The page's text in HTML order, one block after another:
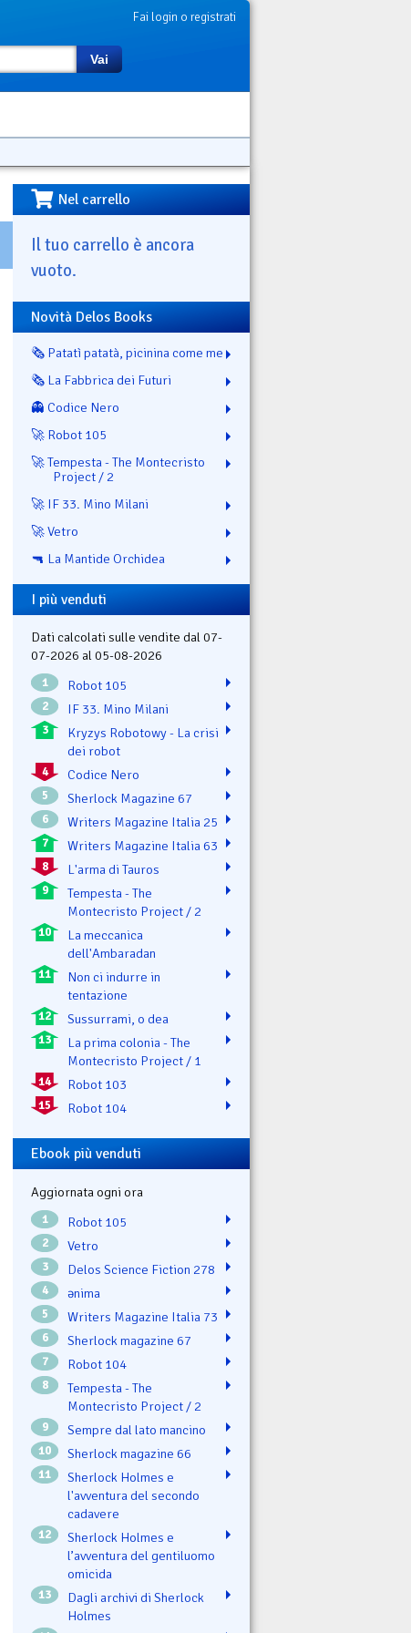
Fai login o registrati
Vai
Nel carrello
Il tuo carrello è ancora
vuoto.
Novità Delos Books
🗞️ Patatì patatà, picinina come me
🗞️ La Fabbrica dei Futuri
👻 Codice Nero
🚀 Robot 105
🚀 Tempesta - The Montecristo
Project / 2
🚀 IF 33. Mino Milani
🚀 Vetro
🔫 La Mantide Orchidea
I più venduti
Dati calcolati sulle vendite dal 07-
07-2026 al 05-08-2026
1 Robot 105
2 IF 33. Mino Milani
3
Kryzys Robotowy - La crisi
dei robot
4 Codice Nero
5 Sherlock Magazine 67
6 Writers Magazine Italia 25
7 Writers Magazine Italia 63
8 L'arma di Tauros
9
Tempesta - The
Montecristo Project / 2
10
La meccanica
dell'Ambaradan
11
Non ci indurre in
tentazione
12 Sussurrami, o dea
13
La prima colonia - The
Montecristo Project / 1
14 Robot 103
15 Robot 104
Ebook più venduti
Aggiornata ogni ora
1 Robot 105
2 Vetro
3 Delos Science Fiction 278
4 ənima
5 Writers Magazine Italia 73
6 Sherlock magazine 67
7 Robot 104
8
Tempesta - The
Montecristo Project / 2
9 Sempre dal lato mancino
10 Sherlock magazine 66
11
Sherlock Holmes e
l'avventura del secondo
cadavere
12
Sherlock Holmes e
l’avventura del gentiluomo
omicida
13
Dagli archivi di Sherlock
Holmes